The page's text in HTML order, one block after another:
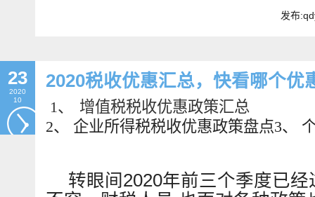
发布
23
2020
10
2020税收优惠汇总，快看哪个优
1、	增值税税收优惠政策汇总
2、 企业所得税税收优惠政策盘点3、
转眼间2020年前三个季度已